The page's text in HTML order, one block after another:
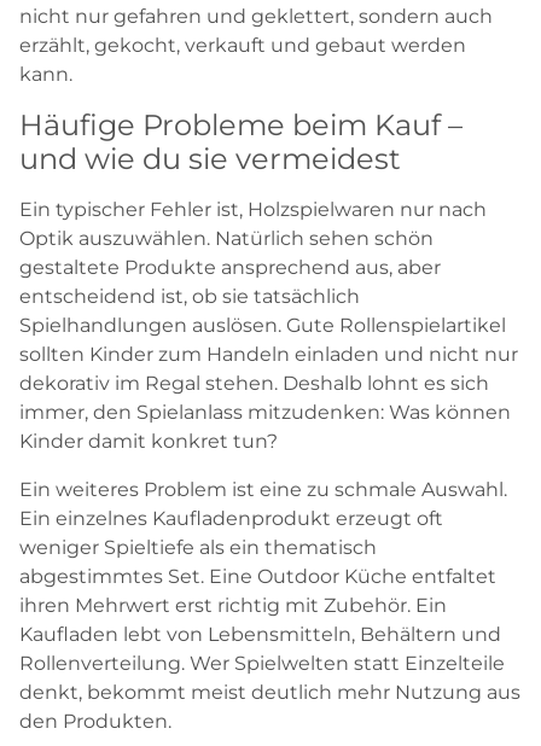
nicht nur gefahren und geklettert, sondern auch
erzählt, gekocht, verkauft und gebaut werden
kann.
Häufige Probleme beim Kauf –
und wie du sie vermeidest
Ein typischer Fehler ist, Holzspielwaren nur nach
Optik auszuwählen. Natürlich sehen schön
gestaltete Produkte ansprechend aus, aber
entscheidend ist, ob sie tatsächlich
Spielhandlungen auslösen. Gute Rollenspielartikel
sollten Kinder zum Handeln einladen und nicht nur
dekorativ im Regal stehen. Deshalb lohnt es sich
immer, den Spielanlass mitzudenken: Was können
Kinder damit konkret tun?
Ein weiteres Problem ist eine zu schmale Auswahl.
Ein einzelnes Kaufladenprodukt erzeugt oft
weniger Spieltiefe als ein thematisch
abgestimmtes Set. Eine Outdoor Küche entfaltet
ihren Mehrwert erst richtig mit Zubehör. Ein
Kaufladen lebt von Lebensmitteln, Behältern und
Rollenverteilung. Wer Spielwelten statt Einzelteile
denkt, bekommt meist deutlich mehr Nutzung aus
den Produkten.